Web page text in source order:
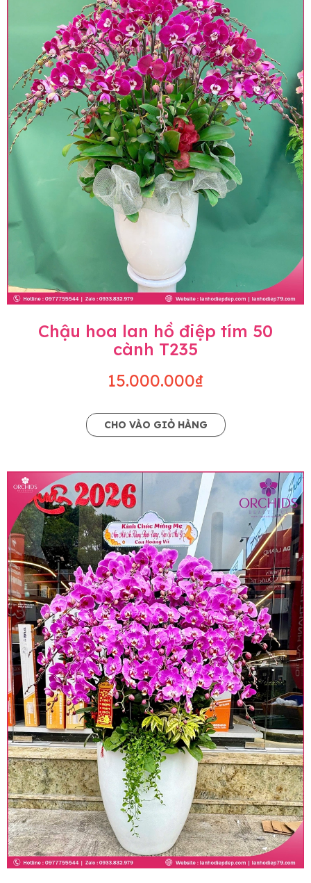
Chậu hoa lan hồ điệp tím 50
cành T235
15.000.000₫
CHO VÀO GIỎ HÀNG